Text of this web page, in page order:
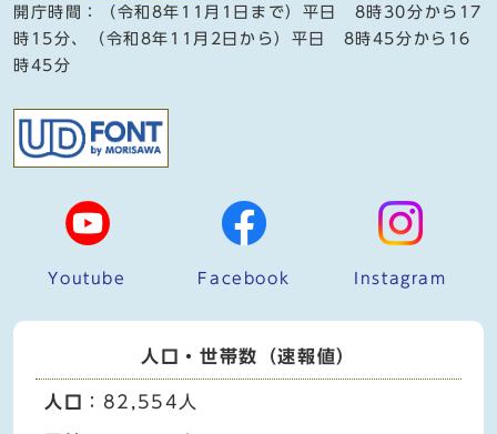
開庁時間：（令和8年11月1日まで）平日 8時30分から17
時15分、（令和8年11月2日から）平日 8時45分から16
時45分
Youtube Facebook Instagram
人口・世帯数（速報値）
人口 ：82,554人